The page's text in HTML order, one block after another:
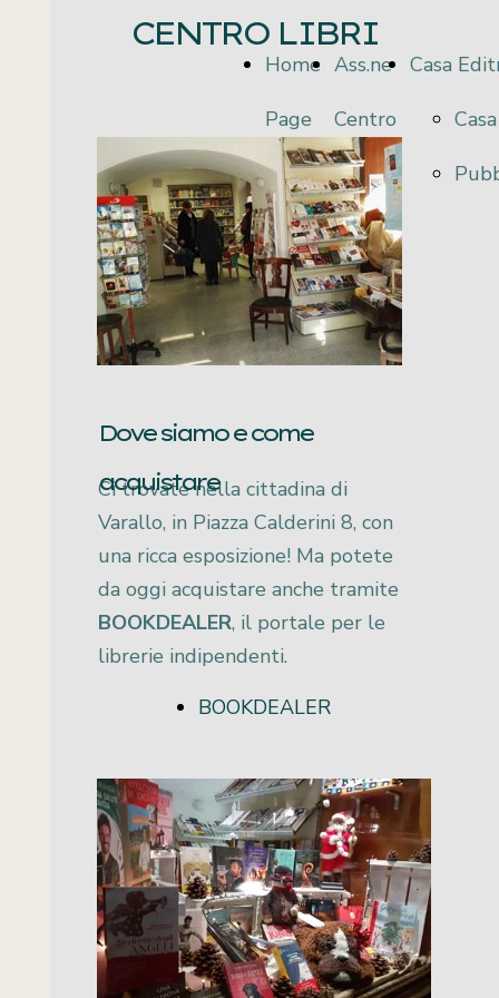
CENTRO LIBRI
Home
Page
Ass.ne
Centro
Libri
Casa
Dove siamo e come
acquistare
Ci trovate nella cittadina di
Varallo, in Piazza Calderini 8, con
una ricca esposizione! Ma potete
da oggi acquistare anche tramite
BOOKDEALER, il portale per le
librerie indipendenti.
BOOKDEALER